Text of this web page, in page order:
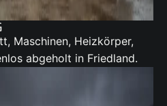
Maschinen, Heizkörper,
abgeholt in Friedland.